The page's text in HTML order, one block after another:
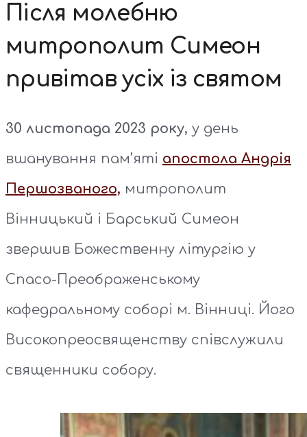
Після молебню
митрополит Симеон
привітав усіх із святом
30 листопада 2023 року, у день
вшанування пам’яті апостола Андрія
Першозваного, митрополит
Вінницький і Барський Симеон
звершив Божественну літургію у
Спасо-Преображенському
кафедральному соборі м. Вінниці. Його
Високопреосвященству співслужили
священники собору.